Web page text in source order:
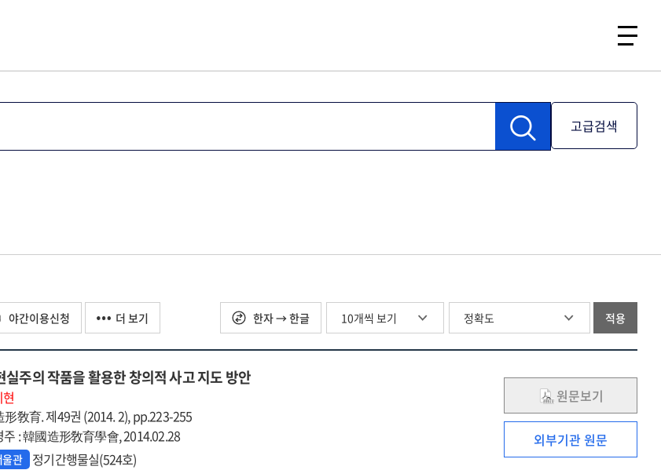
고급검색
야간이용신청 더 보기 한자 → 한글 적용
실주의 작품을 활용한 창의적 사고 지도 방안
形敎育. 제49권 (2014. 2), pp.223-255
주 : 韓國造形敎育學會, 2014.02.28
울관 정기간행물실(524호)
원문보기
외부기관 원문